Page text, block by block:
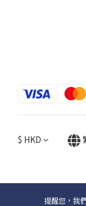
$ HKD
提醒您，我